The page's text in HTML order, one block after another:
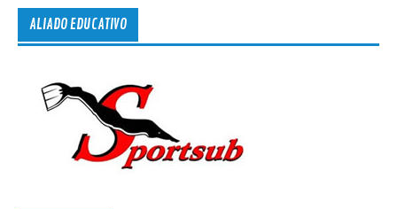
ALIADO EDUCATIVO